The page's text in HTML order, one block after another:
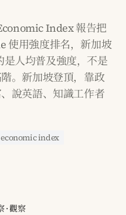
Index 報告把
使用強度排名，新加坡
是人均普及強度，不是
。新加坡登頂，靠政
說英語、知識工作者
economic index
·觀察